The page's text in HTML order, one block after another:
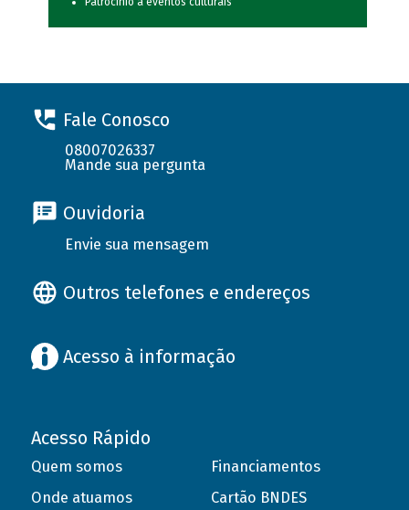
Fale Conosco
08007026337
Mande sua pergunta
Ouvidoria
Envie sua mensagem
Outros telefones e endereços
Acesso à informação
Acesso Rápido
Quem somos
Onde atuamos
Financiamentos
Cartão BNDES